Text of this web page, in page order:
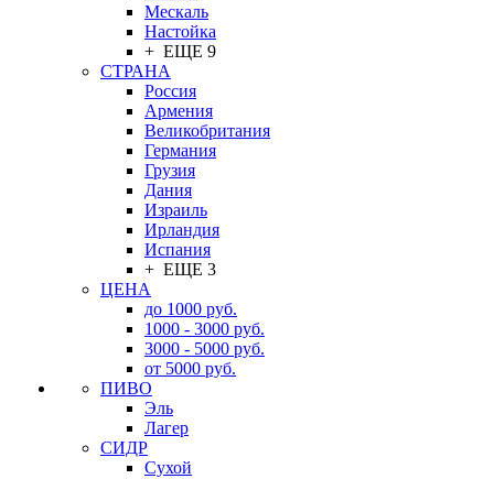
Мескаль
Настойка
+ ЕЩЕ 9
СТРАНА
Россия
Армения
Великобритания
Германия
Грузия
Дания
Израиль
Ирландия
Испания
+ ЕЩЕ 3
ЦЕНА
до 1000 руб.
1000 - 3000 руб.
3000 - 5000 руб.
от 5000 руб.
ПИВО
Эль
Лагер
СИДР
Сухой